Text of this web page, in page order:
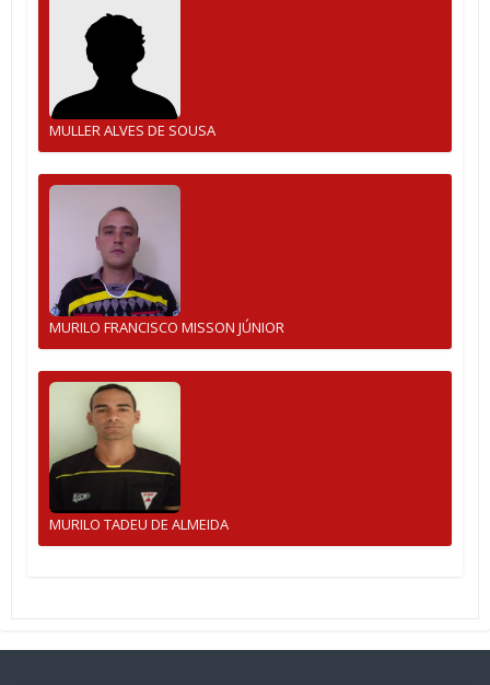
MULLER ALVES DE SOUSA
MURILO FRANCISCO MISSON JÚNIOR
MURILO TADEU DE ALMEIDA